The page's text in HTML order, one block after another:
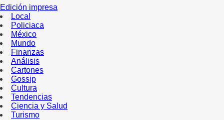
Edición impresa
Local
Policiaca
México
Mundo
Finanzas
Análisis
Cartones
Gossip
Cultura
Tendencias
Ciencia y Salud
Turismo